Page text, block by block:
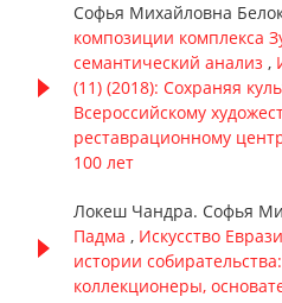
Софья Михайловна
композиции комплекса
семантический анализ ,
(11) (2018): Сохраняя
Всероссийскому
реставрационному
100 лет
Локеш Чандра. Софья
Падма , Искусство
истории
коллекционеры,